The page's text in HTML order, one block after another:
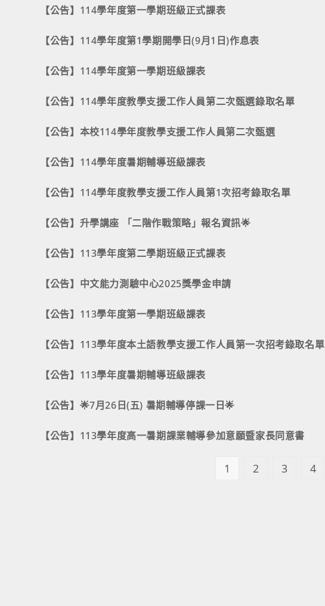
【公告】114學年度第一學期班級正式課表
【公告】114學年度第1學期開學日(9月1日)作息表
【公告】114學年度第一學期班級課表
【公告】114學年度教學支援工作人員第二次甄選錄取名單
【公告】本校114學年度教學支援工作人員第二次甄選
【公告】114學年度暑期輔導班級課表
【公告】114學年度教學支援工作人員第1次招考錄取名單
【公告】升學講座 「二階作戰策略」報名資訊🌟
【公告】113學年度第二學期班級正式課表
【公告】中文能力測驗中心2025獎學金申請
【公告】113學年度第一學期班級課表
【公告】113學年度本土語教學支援工作人員第一次招考錄取名單
【公告】113學年度暑期輔導班級課表
【公告】🌟7月26日(五) 暑期輔導停課一日🌟
【公告】113學年度高一暑期課業輔導參加意願暨家長同意書
1 2 3 4